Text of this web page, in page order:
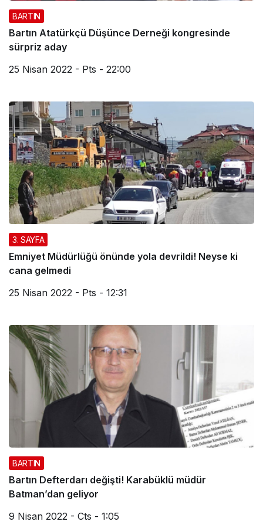
BARTIN
Bartın Atatürkçü Düşünce Derneği kongresinde
sürpriz aday
25 Nisan 2022 - Pts - 22:00
3. SAYFA
Emniyet Müdürlüğü önünde yola devrildi! Neyse ki
cana gelmedi
25 Nisan 2022 - Pts - 12:31
BARTIN
Bartın Defterdarı değişti! Karabüklü müdür
Batman’dan geliyor
9 Nisan 2022 - Cts - 1:05